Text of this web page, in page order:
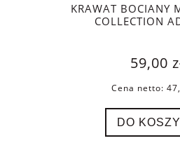
KRAWAT BOCIANY
COLLECTION
59,00
Cena netto:
DO